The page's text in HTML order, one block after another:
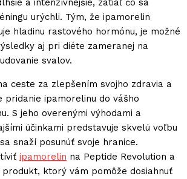
a intenzívnejšie, zatiaľ čo sa
urýchli. Tým, že ipamorelin
hladinu rastového hormónu, je možné
aj pri diéte zameranej na
svalov.
ceste za zlepšením svojho zdravia a
pridanie ipamorelinu do vášho
S jeho overenými výhodami a
účinkami predstavuje skvelú voľbu
snaží posunúť svoje hranice.
ipamorelin na Peptide Revolution a
ktorý vám pomôže dosiahnuť